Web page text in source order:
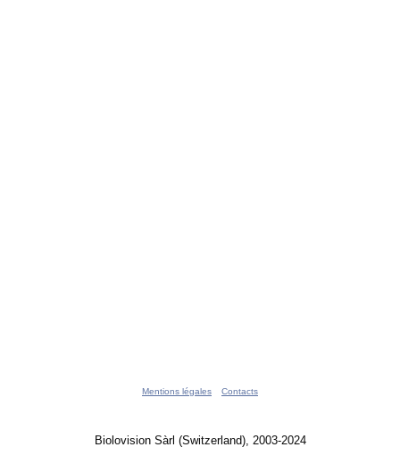
Mentions légales Contacts
Biolovision Sàrl (Switzerland), 2003-2024